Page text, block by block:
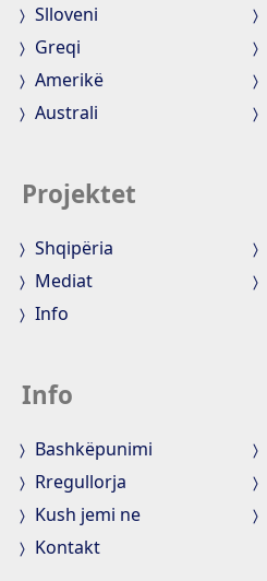
Slloveni
Greqi
Amerikë
Australi
Projektet
Shqipëria
Mediat
Info
Info
Bashkëpunimi
Rregullorja
Kush jemi ne
Kontakt